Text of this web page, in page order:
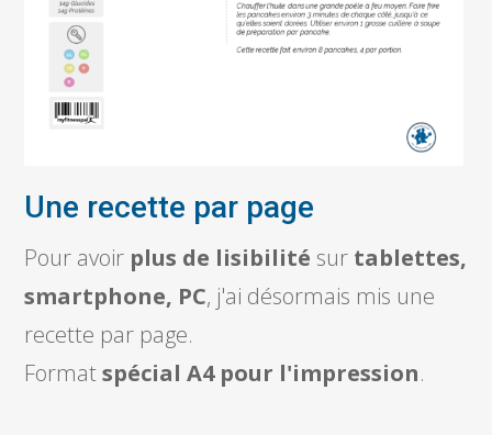
Une recette par page
Pour avoir plus de lisibilité sur tablettes,
smartphone, PC, j'ai désormais mis une
recette par page.
Formatspécial A4 pour l'impression.